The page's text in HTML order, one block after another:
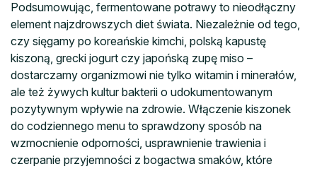
Podsumowując, fermentowane potrawy to nieodłączny
element najzdrowszych diet świata. Niezależnie od tego,
czy sięgamy po koreańskie kimchi, polską kapustę
kiszoną, grecki jogurt czy japońską zupę miso –
dostarczamy organizmowi nie tylko witamin i minerałów,
ale też żywych kultur bakterii o udokumentowanym
pozytywnym wpływie na zdrowie. Włączenie kiszonek
do codziennego menu to sprawdzony sposób na
wzmocnienie odporności, usprawnienie trawienia i
czerpanie przyjemności z bogactwa smaków, które